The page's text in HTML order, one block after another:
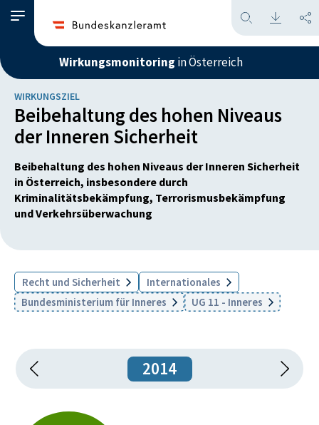
Wirkungsmonitoring in Österreich
WIRKUNGSZIEL
Beibehaltung des hohen Niveaus
der Inneren Sicherheit
Beibehaltung des hohen Niveaus der Inneren Sicherheit
in Österreich, insbesondere durch
Kriminalitätsbekämpfung, Terrorismusbekämpfung
und Verkehrsüberwachung
Recht und Sicherheit
Internationales
Bundesministerium für Inneres
UG 11 - Inneres
2014